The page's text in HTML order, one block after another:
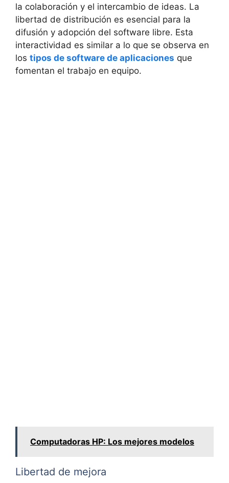
la colaboración y el intercambio de ideas. La
libertad de distribución es esencial para la
difusión y adopción del software libre. Esta
interactividad es similar a lo que se observa en
los tipos de software de aplicaciones que
fomentan el trabajo en equipo.
Computadoras HP: Los mejores modelos
Libertad de mejora